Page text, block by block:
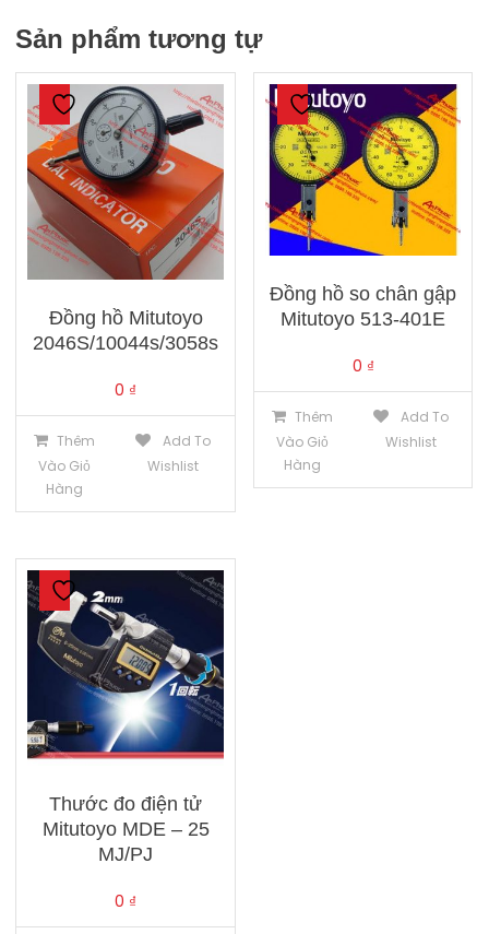
Sản phẩm tương tự
Đồng hồ Mitutoyo
2046S/10044s/3058s
0 ₫
Thêm
Vào Giỏ
Hàng
Add To
Wishlist
Đồng hồ so chân gập
Mitutoyo 513-401E
0 ₫
Thêm
Vào Giỏ
Hàng
Add To
Wishlist
Thước đo điện tử
Mitutoyo MDE – 25
MJ/PJ
0 ₫